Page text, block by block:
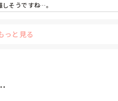
そうですね…。
ルをご確認された方が良いとは思いま
っと見る